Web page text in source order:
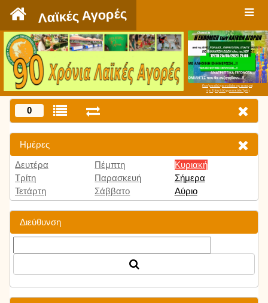
Λαϊκές Αγορές
Πατήστε εδώ για να δείτε την εκπομπή
την Τρίτη 9:00 μμ και κάθε Τρίτη
0
Ημέρες
Δευτέρα
Τρίτη
Τετάρτη
Πέμπτη
Παρασκευή
Σάββατο
Κυριακή
Σήμερα
Αύριο
Διεύθυνση